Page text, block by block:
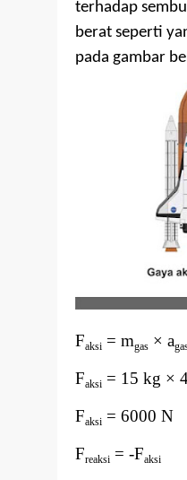
terhadap
berat seperti
pada gambar
Faksi = mgas × a
Faksi = 15 kg ×
Faksi = 6000 N
Freaksi = -Faksi